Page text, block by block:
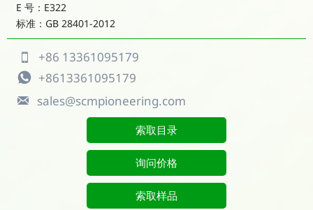
E 号：E322
标准：GB 28401-2012
 +86 13361095179
 +8613361095179
 sales@scmpioneering.com
索取目录
询问价格
索取样品